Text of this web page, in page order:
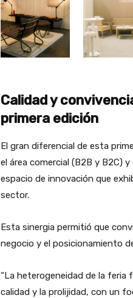
Calidad y
primera edición
El gran diferencial de esta
el área comercial (B2B y B2C)
espacio de innovación que
sector.
Esta sinergia permitió que
negocio y el posicionamiento
“La heterogeneidad de la feria
calidad y la prolijidad, con un